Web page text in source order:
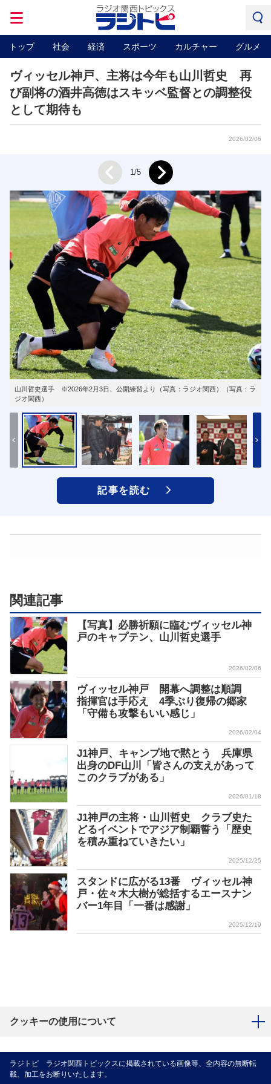
トップ 社会 経済 スポーツ カルチャー グルメ
ヴィッセル神戸、主将は今年も山川哲史 再
び副将の酒井高徳はスキッベ監督との調整役
として期待も
2026/02/06
山川哲史選手 ※2026年2月3日、公開練習より（写真：ラジオ関西）（写真：ラ
ジオ関西）
Prev 1/5 Next
記事を読む
関連記事
【写真】必勝祈願に臨むヴィッセル神
戸のキャプテン、山川哲史選手
2026/02/06
ヴィッセル神戸 開幕へ調整は順調
指揮官は手応え 4季ぶり復帰の郷家
「守備も攻撃もいい感じ」
2026/02/04
J1神戸、キャンプ地で黙とう 兵庫県
出身のDF山川「皆さんの支えがあって
このクラブがある」
2026/01/18
J1神戸の主将・山川哲史 クラブ史た
どるイベントでアジア制覇誓う「歴史
を積み重ねていきたい」
2025/12/25
スタンドに広がる13番 ヴィッセル神
戸・佐々木大樹が総括するエースナン
バー1年目「一番は感謝」
2025/12/19
クッキーの使用について
ラジトピ ラジオ関西トピックスに掲載されている画像等、全内容の無断転
載、加工をお断りいたします。